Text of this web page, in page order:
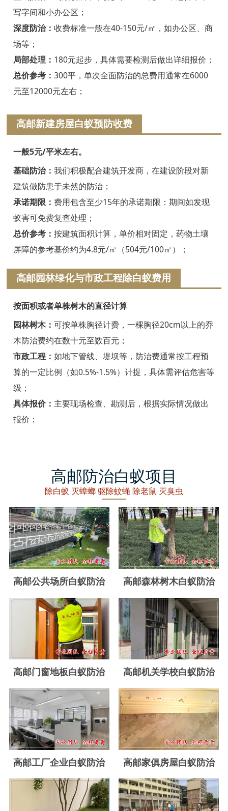
绍兴白蚁防治
诸暨白蚁防治
嵊州白蚁防治
新昌白蚁防治
金华白蚁防治
义乌白蚁防治
永康白蚁防治
武义白蚁防治
浦江白蚁防治
磐安白蚁防治
衢州白蚁防治
江山白蚁防治
常山白蚁防治
开化白蚁防治
龙游白蚁防治
舟山白蚁防治
岱山白蚁防治
青田白蚁防治
缙云白蚁防治
遂昌白蚁防治
松阳白蚁防治
云和白蚁防治
庆元白蚁防治
景宁白蚁防治
台州白蚁防治
玉环白蚁防治
温岭白蚁防治
临海白蚁防治
三门白蚁防治
天台白蚁防治
写字间和小办公区；
深度防治： 收费标准一般在40-150元/㎡，如办公区、商
场等；
局部处理： 180元起步，具体需要检测后做出详细报价；
总价参考： 300平，单次全面防治的总费用通常在6000
元至12000元左右；
高邮新建房屋白蚁预防收费
一般5元/平米左右。
基础防治： 我们积极配合建筑开发商，在建设阶段对新
建筑做防患于未然的防治；
承诺期限： 费用包含至少15年的承诺期限：期间如发现
蚁害可免费复查处理；
总价参考： 按建筑面积计算，单价相对固定，药物土壤
屏障的参考基价约为4.8元/㎡（504元/100㎡）；
高邮园林绿化与市政工程除白蚁费用
按面积或者单株树木的直径计算
园林树木： 可按单株胸径计费，一棵胸径20cm以上的乔
木防治费约在数十元至数百元；
市政工程： 如地下管线、堤坝等，防治费通常按工程预
算的一定比例（如0.5%-1.5%）计提，具体需评估危害等
级；
具体报价： 主要现场检查、勘测后，根据实际情况做出
报价；
高邮防治白蚁项目
除白蚁 灭蟑螂 驱除蚊蝇 除老鼠 灭臭虫
高邮公共场所白蚁防治 高邮森林树木白蚁防治
高邮门窗地板白蚁防治 高邮机关学校白蚁防治
高邮工厂企业白蚁防治 高邮家俱房屋白蚁防治